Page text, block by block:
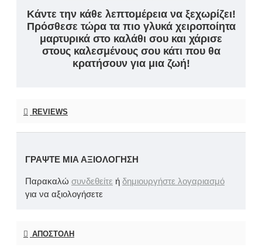
Κάντε την κάθε λεπτομέρεια να ξεχωρίζει!
Πρόσθεσε τώρα τα πιο γλυκά χειροποίητα
μαρτυρικά στο καλάθι σου και χάρισε
στους καλεσμένους σου κάτι που θα
κρατήσουν για μια ζωή!
REVIEWS
ΓΡΆΨΤΕ ΜΙΑ ΑΞΙΟΛΌΓΗΣΗ
Παρακαλώ συνδεθείτε ή δημιουργήστε λογαριασμό
για να αξιολογήσετε
ΑΠΟΣΤΟΛΉ